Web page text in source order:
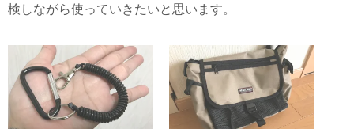
検しながら使っていきたいと思います。